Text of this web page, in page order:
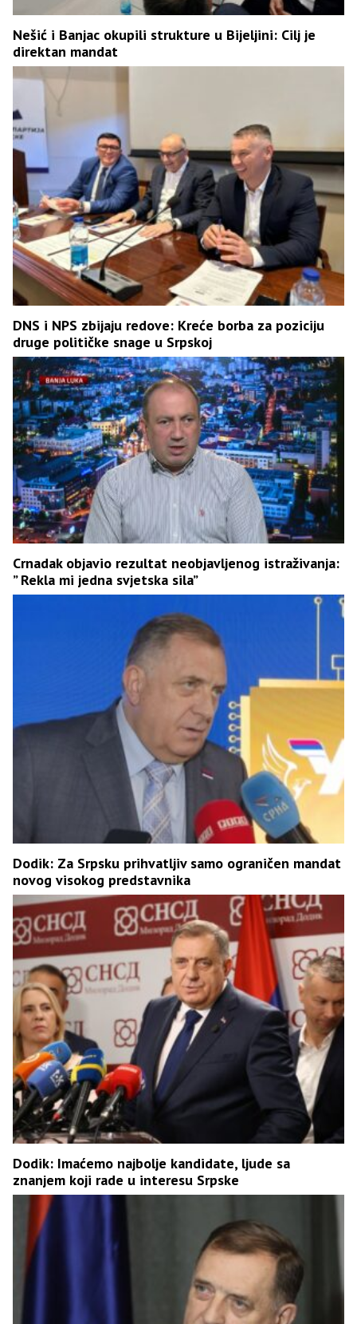
Nešić i Banjac okupili strukture u Bijeljini: Cilj je
direktan mandat
DNS i NPS zbijaju redove: Kreće borba za poziciju
druge političke snage u Srpskoj
Crnadak objavio rezultat neobjavljenog istraživanja:
” Rekla mi jedna svjetska sila”
Dodik: Za Srpsku prihvatljiv samo ograničen mandat
novog visokog predstavnika
Dodik: Imaćemo najbolje kandidate, ljude sa
znanjem koji rade u interesu Srpske